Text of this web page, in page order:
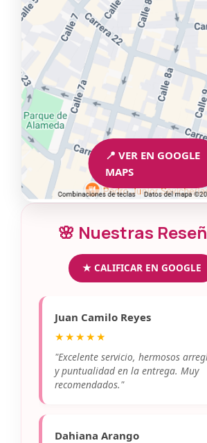
📍 VER EN GOOGLE
MAPS
🌸 Nuestras
★ CALIFICAR EN GOOGLE
Juan Camilo Reyes
★★★★★
"Excelente servicio, hermosos
y puntualidad en la entrega. Muy
recomendados."
Dahiana Arango